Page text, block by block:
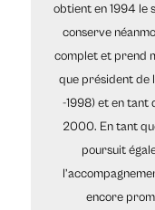
obtient en 1994 le
conserve
complet et prend
que président de
-1998) et en tant
2000. En tant
poursuit
encore